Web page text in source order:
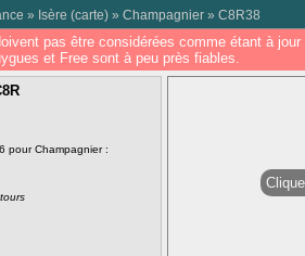
» Isère (carte) » Champagnier » C8R38
pas être considérées comme étant à
et Free sont à peu près fiables.
pour Champagnier :